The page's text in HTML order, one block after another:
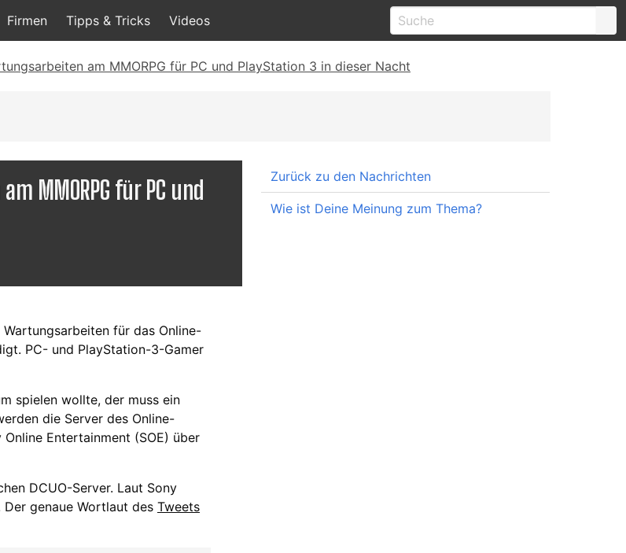
Firmen Tipps & Tricks Videos
am MMORPG für PC und PlayStation 3 in dieser Nacht
MMORPG für PC und
für das Online-
PC- und PlayStation-3-Gamer
spielen wollte, der muss ein
die Server des Online-
Entertainment (SOE) über
DCUO-Server. Laut Sony
genaue Wortlaut des Tweets
Zurück zu den Nachrichten
Wie ist Deine Meinung zum Thema?